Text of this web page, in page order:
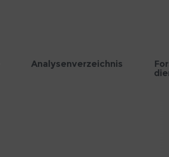
Analysenverzeichnis